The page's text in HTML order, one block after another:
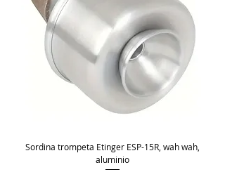
Sordina trompeta Etinger ESP-15R, wah wah,
aluminio